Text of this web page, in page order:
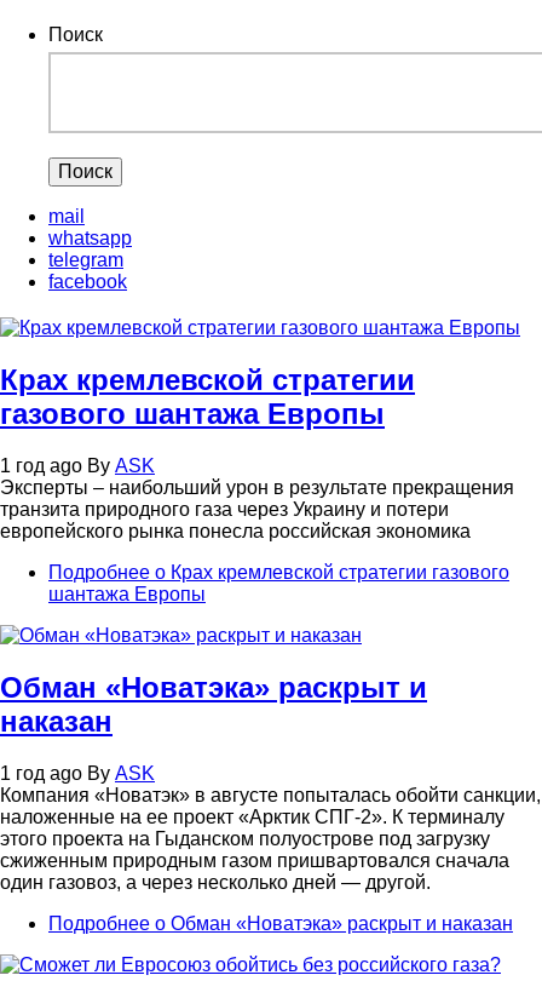
Поиск
mail
whatsapp
telegram
facebook
Крах кремлевской стратегии
газового шантажа Европы
1 год ago By ASK
Эксперты – наибольший урон в результате прекращения
транзита природного газа через Украину и потери
европейского рынка понесла российская экономика
Подробнее о Крах кремлевской стратегии газового
шантажа Европы
Обман «Новатэка» раскрыт и
наказан
1 год ago By ASK
Компания «Новатэк» в августе попыталась обойти санкции,
наложенные на ее проект «Арктик СПГ-2». К терминалу
этого проекта на Гыданском полуострове под загрузку
сжиженным природным газом пришвартовался сначала
один газовоз, а через несколько дней — другой.
Подробнее о Обман «Новатэка» раскрыт и наказан